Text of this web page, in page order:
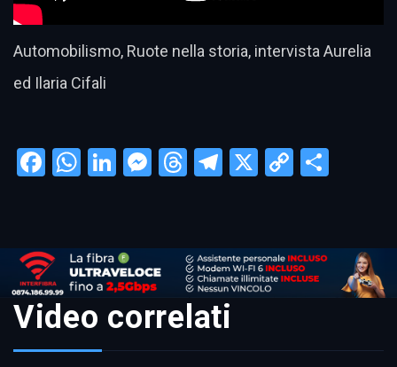
Automobilismo, Ruote nella storia, intervista Aurelia
ed Ilaria Cifali
Facebook
WhatsApp
LinkedIn
Messenger
Threads
Telegram
X
Copy
Video correlati